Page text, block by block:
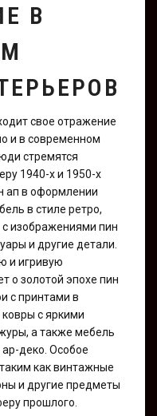
В
свое отражение
и в современном
стремятся
1940-х и 1950-х
ап в оформлении
в стиле ретро,
с изображениями пин
и другие детали.
и игривую
о золотой эпохе пин
с принтами в
с яркими
а также мебель
деко. Особое
как винтажные
и другие предметы
прошлого.